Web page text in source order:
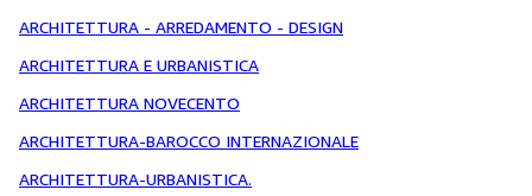
ARCHITETTURA - ARREDAMENTO - DESIGN
ARCHITETTURA E URBANISTICA
ARCHITETTURA NOVECENTO
ARCHITETTURA-BAROCCO INTERNAZIONALE
ARCHITETTURA-URBANISTICA.